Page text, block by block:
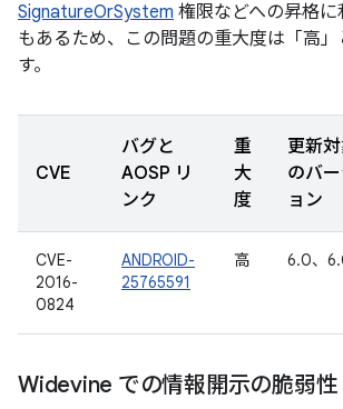
SignatureOrSystem 権限などへの昇格
もあるため、この問題の重大度は「高
す。
CVE
バグと
AOSP リ
ンク
重
大
度
更新
のバ
ョン
CVE-
2016-
0824
ANDROID-
25765591
高 6.0、
Widevine での情報開示の脆弱性